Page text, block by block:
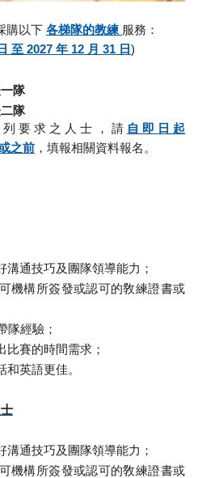
購以下 各梯隊的教練 服務：
至 2027 年 12 月 31 日)
隊
隊
要求之人士，請 自即日起
之前 ，填報相關資料報名。
通技巧及團隊領導能力；
機構所簽發或認可的敎練證書或
隊經驗；
比賽的時間需求；
英語更佳。
通技巧及團隊領導能力；
機構所簽發或認可的敎練證書或